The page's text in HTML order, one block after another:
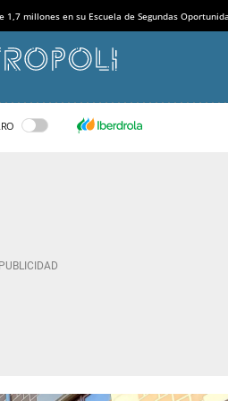
1,7 millones en su Escuela de Segundas